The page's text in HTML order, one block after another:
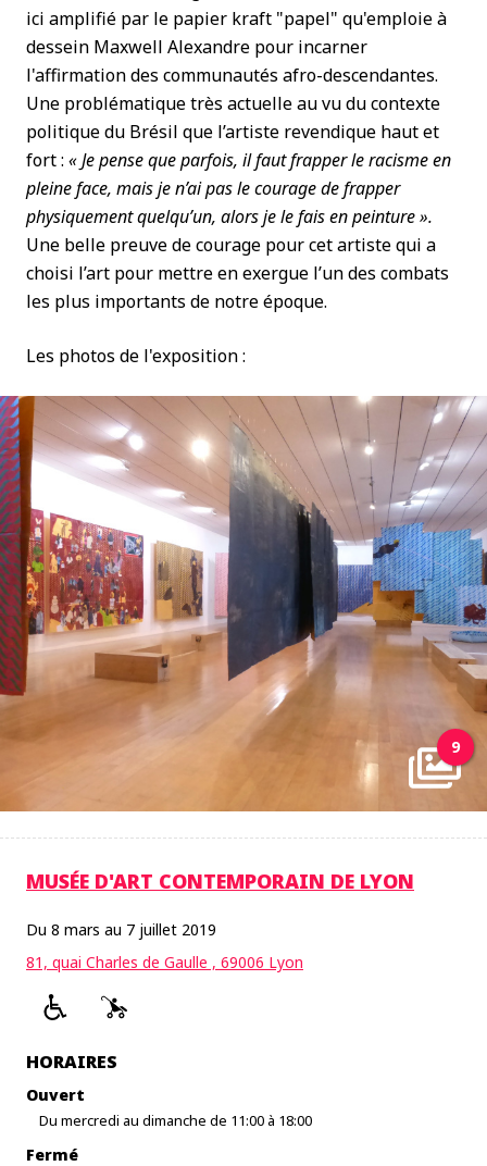
ici amplifié par le papier kraft "papel" qu'emploie à
dessein Maxwell Alexandre pour incarner
l'affirmation des communautés afro-descendantes.
Une problématique très actuelle au vu du contexte
politique du Brésil que l’artiste revendique haut et
fort : « Je pense que parfois, il faut frapper le racisme en
pleine face, mais je n’ai pas le courage de frapper
physiquement quelqu’un, alors je le fais en peinture ».
Une belle preuve de courage pour cet artiste qui a
choisi l’art pour mettre en exergue l’un des combats
les plus importants de notre époque.
Les photos de l'exposition :
9
MUSÉE D'ART CONTEMPORAIN DE LYON
Du 8 mars au 7 juillet 2019
81, quai Charles de Gaulle , 69006 Lyon
HORAIRES
Ouvert
Du mercredi au dimanche de 11:00 à 18:00
Fermé